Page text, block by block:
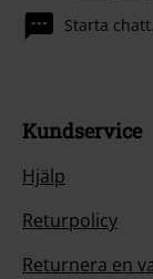
Starta chatt.
Kundservice
Hjälp
Returpolicy
Returnera en